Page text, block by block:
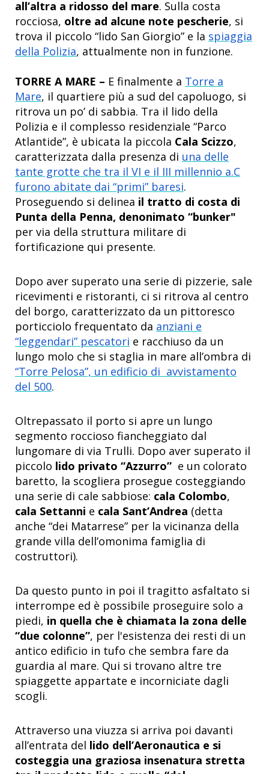
all’altra a ridosso del mare. Sulla costa
rocciosa, oltre ad alcune note pescherie, si
trova il piccolo “lido San Giorgio” e la spiaggia
della Polizia, attualmente non in funzione.
TORRE A MARE – E finalmente a Torre a
Mare, il quartiere più a sud del capoluogo, si
ritrova un po’ di sabbia. Tra il lido della
Polizia e il complesso residenziale “Parco
Atlantide”, è ubicata la piccola Cala Scizzo,
caratterizzata dalla presenza di una delle
tante grotte che tra il VI e il III millennio a.C
furono abitate dai “primi” baresi.
Proseguendo si delinea il tratto di costa di
Punta della Penna, denonimato “bunker"
per via della struttura militare di
fortificazione qui presente.
Dopo aver superato una serie di pizzerie, sale
ricevimenti e ristoranti, ci si ritrova al centro
del borgo, caratterizzato da un pittoresco
porticciolo frequentato da anziani e
“leggendari” pescatori e racchiuso da un
lungo molo che si staglia in mare all’ombra di
“Torre Pelosa”, un edificio di avvistamento
del 500.
Oltrepassato il porto si apre un lungo
segmento roccioso fiancheggiato dal
lungomare di via Trulli. Dopo aver superato il
piccolo lido privato “Azzurro” e un colorato
baretto, la scogliera prosegue costeggiando
una serie di cale sabbiose: cala Colombo,
cala Settanni e cala Sant’Andrea (detta
anche “dei Matarrese” per la vicinanza della
grande villa dell’omonima famiglia di
costruttori).
Da questo punto in poi il tragitto asfaltato si
interrompe ed è possibile proseguire solo a
piedi, in quella che è chiamata la zona delle
“due colonne”, per l'esistenza dei resti di un
antico edificio in tufo che sembra fare da
guardia al mare. Qui si trovano altre tre
spiaggette appartate e incorniciate dagli
scogli.
Attraverso una viuzza si arriva poi davanti
all’entrata del lido dell’Aeronautica e si
costeggia una graziosa insenatura stretta